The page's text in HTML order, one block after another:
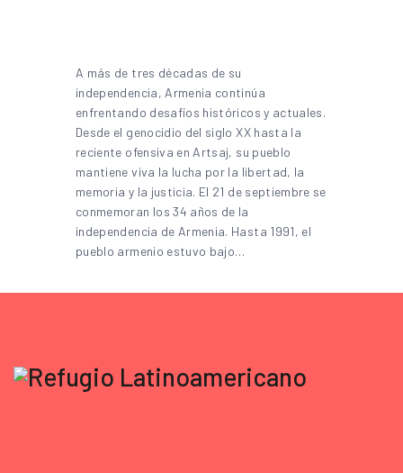
A más de tres décadas de su
independencia, Armenia continúa
enfrentando desafíos históricos y actuales.
Desde el genocidio del siglo XX hasta la
reciente ofensiva en Artsaj, su pueblo
mantiene viva la lucha por la libertad, la
memoria y la justicia. El 21 de septiembre se
conmemoran los 34 años de la
independencia de Armenia. Hasta 1991, el
pueblo armenio estuvo bajo…